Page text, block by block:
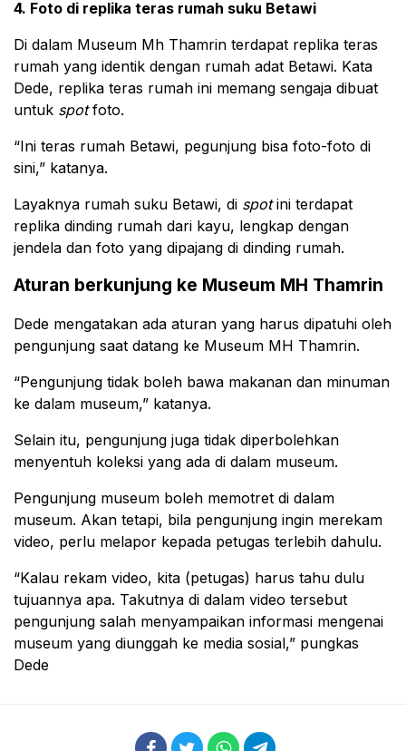
4. Foto di replika teras rumah suku Betawi
Di dalam Museum Mh Thamrin terdapat replika teras
rumah yang identik dengan rumah adat Betawi. Kata
Dede, replika teras rumah ini memang sengaja dibuat
untuk spotfoto.
“Ini teras rumah Betawi, pegunjung bisa foto-foto di
sini,” katanya.
Layaknya rumah suku Betawi, di spotini terdapat
replika dinding rumah dari kayu, lengkap dengan
jendela dan foto yang dipajang di dinding rumah.
Aturan berkunjung ke Museum MH Thamrin
Dede mengatakan ada aturan yang harus dipatuhi oleh
pengunjung saat datang ke Museum MH Thamrin.
“Pengunjung tidak boleh bawa makanan dan minuman
ke dalam museum,” katanya.
Selain itu, pengunjung juga tidak diperbolehkan
menyentuh koleksi yang ada di dalam museum.
Pengunjung museum boleh memotret di dalam
museum. Akan tetapi, bila pengunjung ingin merekam
video, perlu melapor kepada petugas terlebih dahulu.
“Kalau rekam video, kita (petugas) harus tahu dulu
tujuannya apa. Takutnya di dalam video tersebut
pengunjung salah menyampaikan informasi mengenai
museum yang diunggah ke media sosial,” pungkas
Dede